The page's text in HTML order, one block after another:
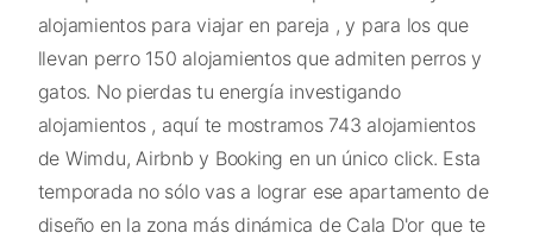
alojamientos para viajar en pareja , y para los que
llevan perro 150 alojamientos que admiten perros y
gatos. No pierdas tu energía investigando
alojamientos , aquí te mostramos 743 alojamientos
de Wimdu, Airbnb y Booking en un único click. Esta
temporada no sólo vas a lograr ese apartamento de
diseño en la zona más dinámica de Cala D'or que te